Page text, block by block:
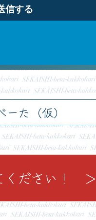
ーた（仮）
ください！ ＞